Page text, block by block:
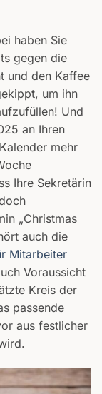
haben Sie
gegen die
und den Kaffee
um ihn
Und
an Ihren
mehr
Ihre Sekretärin
„Christmas
auch die
Mitarbeiter
Voraussicht
Kreis der
passende
aus festlicher